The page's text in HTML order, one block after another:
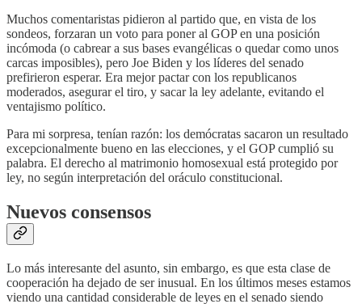
Muchos comentaristas pidieron al partido que, en vista de los
sondeos, forzaran un voto para poner al GOP en una posición
incómoda (o cabrear a sus bases evangélicas o quedar como unos
carcas imposibles), pero Joe Biden y los líderes del senado
prefirieron esperar. Era mejor pactar con los republicanos
moderados, asegurar el tiro, y sacar la ley adelante, evitando el
ventajismo político.
Para mi sorpresa, tenían razón: los demócratas sacaron un resultado
excepcionalmente bueno en las elecciones, y el GOP cumplió su
palabra. El derecho al matrimonio homosexual está protegido por
ley, no según interpretación del oráculo constitucional.
Nuevos consensos
Lo más interesante del asunto, sin embargo, es que esta clase de
cooperación ha dejado de ser inusual. En los últimos meses estamos
viendo una cantidad considerable de leyes en el senado siendo